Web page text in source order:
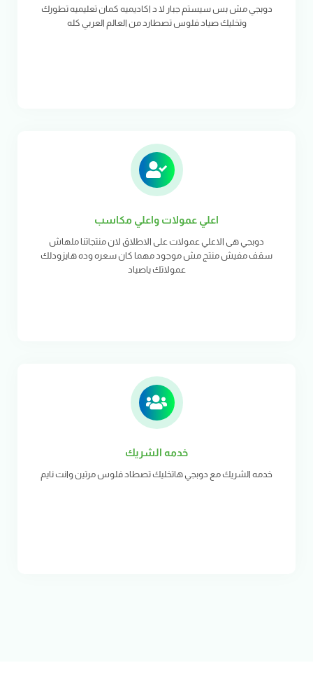
دوبجي مش بس سيستم جبار لا د اكاديميه كمان تعليميه تطورك
وتخليك صياد فلوس تصطارد من العالم العربي كله
اعلي عمولات واعلي مكاسب
دوبجي هى الاعلي عمولات على الاطلاق لان منتجاتنا ملهاش
سقف مفيش منتج مش موجود مهما كان سعره وده هايزودلك
عمولاتك ياصياد
خدمه الشريك
خدمه الشريك مع دوبجي هاتخليك تصطاد فلوس مرتين وانت نايم